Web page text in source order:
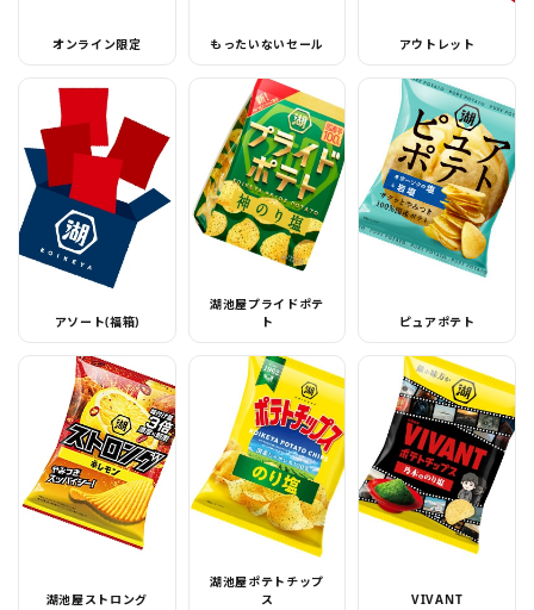
オンライン限定 もったいないセール アウトレット
アソート(福箱)
湖池屋プライドポテ
ト
ピュアポテト
湖池屋ストロング
湖池屋ポテトチップ
ス
VIVANT